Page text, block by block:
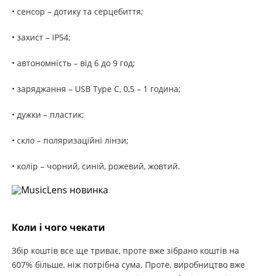
• сенсор – дотику та серцебиття;
• захист – IP54;
• автономність – від 6 до 9 год;
• заряджання – USB Type C, 0,5 – 1 година;
• дужки – пластик;
• скло – поляризаційні лінзи;
• колір – чорний, синій, рожевий, жовтий.
Коли і чого чекати
Збір коштів все ще триває, проте вже зібрано коштів на
607% більше, ніж потрібна сума. Проте, виробництво вже